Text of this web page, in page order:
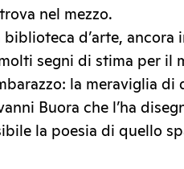
nel mezzo.
d’arte, ancora
segni di stima per il
la meraviglia di
Buora che l’ha
la poesia di quello